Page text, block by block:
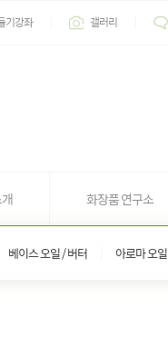
기강좌 갤러리
화장품 연구소
베이스 오일 / 버터 아로마 오일